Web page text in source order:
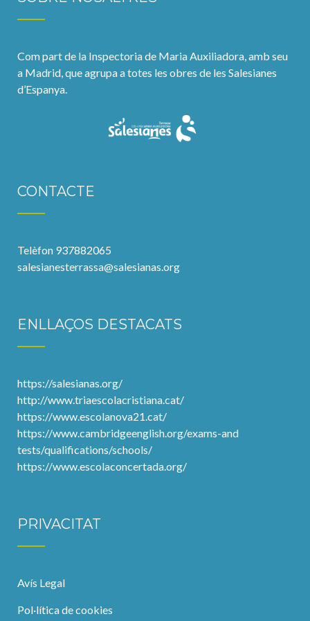
Com part de la Inspectoria de Maria Auxiliadora, amb seu
a Madrid, que agrupa a totes les obres de les Salesianes
d’Espanya.
CONTACTE
Telèfon 937882065
salesianesterrassa@salesianas.org
ENLLAÇOS DESTACATS
https://salesianas.org/
http://www.triaescolacristiana.cat/
https://www.escolanova21.cat/
https://www.cambridgeenglish.org/exams-and
tests/qualifications/schools/
https://www.escolaconcertada.org/
PRIVACITAT
Avís Legal
Pol·lítica de cookies